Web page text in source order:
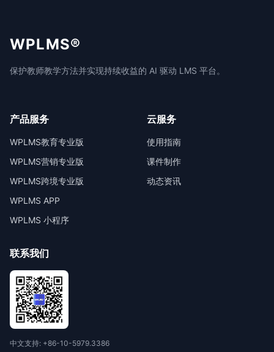
WPLMS®
保护教师教学方法并实现持续收益的 AI 驱动 LMS 平台。
产品服务
WPLMS教育专业版
WPLMS营销专业版
WPLMS跨境专业版
WPLMS APP
WPLMS 小程序
云服务
使用指南
课件制作
动态资讯
联系我们
中文支持: +86-10-5979.3386